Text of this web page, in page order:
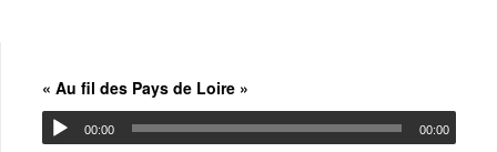
« Au fil des Pays de Loire »
00:00 00:00